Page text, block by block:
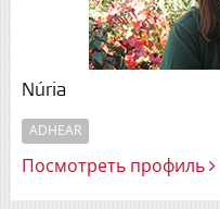
Núria
ADHEAR
Посмотреть профиль